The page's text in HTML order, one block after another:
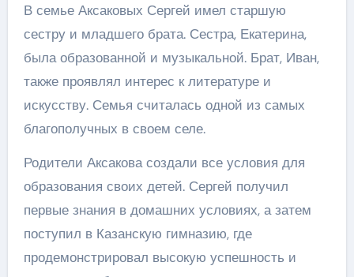
В семье Аксаковых Сергей имел старшую
сестру и младшего брата. Сестра, Екатерина,
была образованной и музыкальной. Брат, Иван,
также проявлял интерес к литературе и
искусству. Семья считалась одной из самых
благополучных в своем селе.
Родители Аксакова создали все условия для
образования своих детей. Сергей получил
первые знания в домашних условиях, а затем
поступил в Казанскую гимназию, где
продемонстрировал высокую успешность и